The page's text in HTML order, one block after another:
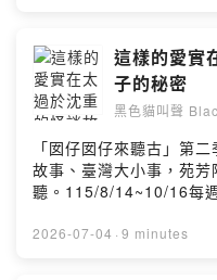
的故事和體驗也歡迎與
Hosting
樣的情形居然還每天發
就來説説這樣的一則故事
https://
這一集的想法：
https://
b04vn/comments感謝收
感謝大家的追蹤；
https://reurl.cc/5jWOM
道在Mixer Box有有上架
這樣的愛實
子的秘密
黑色貓叫聲
「囡仔囡仔來聽古」第
故事、臺灣大小事，苑
聽。115/8/14~10/16每
https://fstry.pse.is/
2026-07-04 · 9 minutes